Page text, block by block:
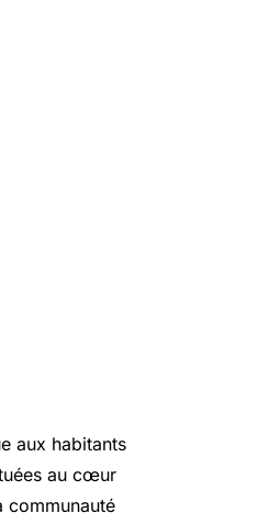
aux habitants
au cœur
communauté